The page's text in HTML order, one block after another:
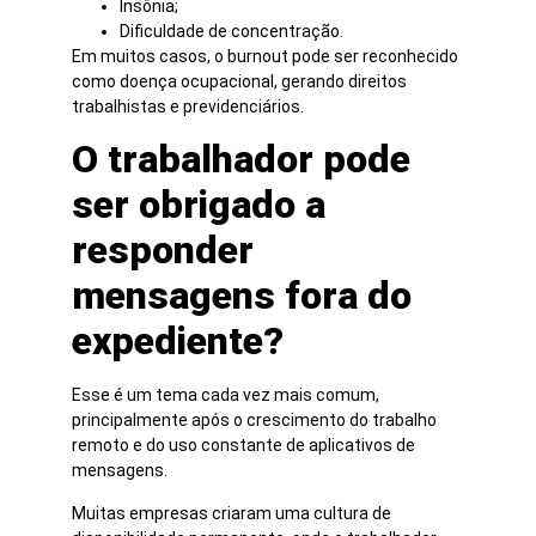
Insônia;
Dificuldade de concentração.
Em muitos casos, o burnout pode ser reconhecido
como doença ocupacional, gerando direitos
trabalhistas e previdenciários.
O trabalhador pode
ser obrigado a
responder
mensagens fora do
expediente?
Esse é um tema cada vez mais comum,
principalmente após o crescimento do trabalho
remoto e do uso constante de aplicativos de
mensagens.
Muitas empresas criaram uma cultura de